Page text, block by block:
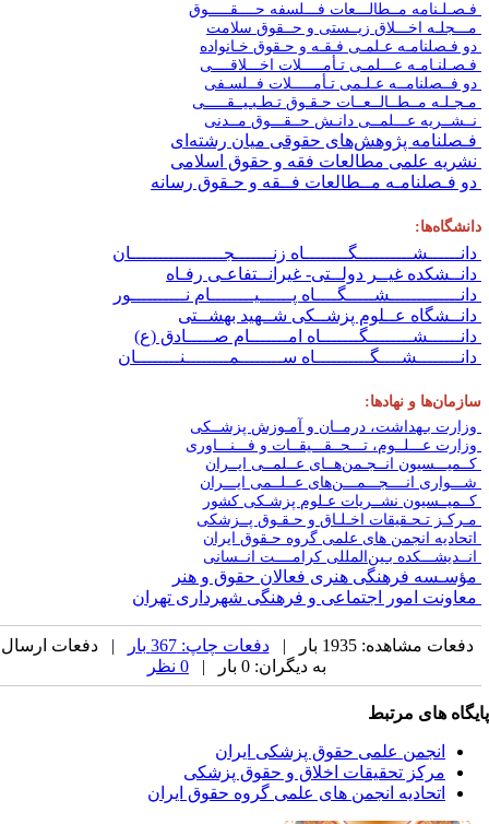
فـصـلـنامه مــطالـــعات فـــلسفه حــــقـــــوق
اخـــلاق زیــستی و حــقوق سلامت
فـصلنامـه عـلمـی فـقـه و حـقوق خـانواده
عـــلمـی تـأمـــــلات اخـــلاقــــی
فــصلنامــه عـلـمی تـأمـــــلات فــلسـفی
مــطــالــعــات حـقـوق تـطـبـیــقـــــی
عـــلمــی دانـش حــقـــوق مــدنی
فـصلنامه پژوهش‌های حقوقی میان رشته‌ای
نشریه علمی مطالعات فقه و حقوق اسلامی
دو فـصلنامـه مــطالعات فــقه و حـقوق رسانه
دانــــــشــــــــــگــــــــاه زنـــــــجـــــــــــــــــان
دانــشکده غیــر دولــتی- غیرانــتفاعـی رفـاه
دانـــــــــــــشـــــگــــاه پــــــیــــــــام نــــــــــور
دانــشگاه عــلوم پزشــکی شــهید بهشــتی
دانــــــشــــــــگـــــــاه امـــــــام صـــــادق (ع)
دانــــــــشــــگــــــــــاه ســــــــمــــــــنــــــــان
و نهادها:
بـهداشت، درمــان و آمـوزش پزشــکی
عـــلــوم، تـــحــقـــیقــات و فـــنـــاوری
انــجـمن‌هــای عــلمــی ایــران
انــــجـــمـــن‌های عــلــمی ایـــران
نشــریات عـلوم پزشـکی کشور
تـحـقیقات اخـلـاق و حـقـوق پــزشکی
انجمن های علمی گروه حـقوق ایران
بـین‌المللی کرامــــت انــسانی
مؤسـسه فرهنگی هنری فعالان حقوق و هنر
معاونت امور اجتماعی و فرهنگی شهرداری تهران
دفعات مشاهده: 1935 بار | دفعات چاپ: 367 بار
| دفعات ارسال
به دیگران: 0 بار |
های مرتبط
انجمن علمی حقوق پزشکی ایران
مرکز تحقیقات اخلاق و حقوق پزشکی
اتحادیه انجمن های علمی گروه حقوق ایران